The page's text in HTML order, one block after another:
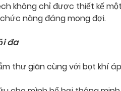
không chỉ được thiết kế
năng đáng mong đợi.
đa
thư giãn cùng với bọt khí